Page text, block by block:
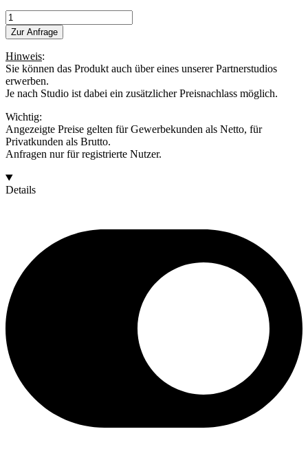
Frontskeen
D
Menge
Zur Anfrage
Hinweis:
Sie können das Produkt auch über eines unserer Partnerstudios
erwerben.
Je nach Studio ist dabei ein zusätzlicher Preisnachlass möglich.
Wichtig:
Angezeigte Preise gelten für Gewerbekunden als Netto, für
Privatkunden als Brutto.
Anfragen nur für registrierte Nutzer.
Details